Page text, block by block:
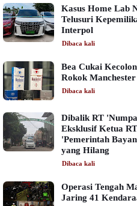
Kasus Home Lab
Telusuri
Interpol
Dibaca kali
Bea Cukai
Rokok
Dibaca kali
Dibalik RT
Eksklusif Ketua
'Pemerintah
yang Hilang
Dibaca kali
Operasi Tengah
Jaring 41